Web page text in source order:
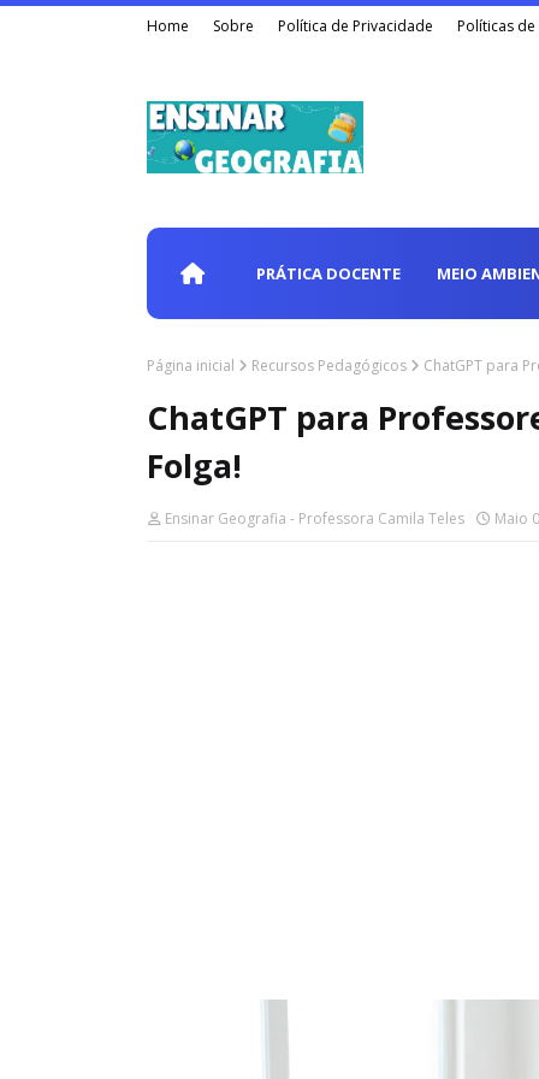
Home Sobre Política de Privacidade Políticas
PRÁTICA DOCENTE MEIO
Página inicial Recursos Pedagógicos ChatGPT para
ChatGPT para
Folga!
Ensinar Geografia - Professora Camila Teles Maio